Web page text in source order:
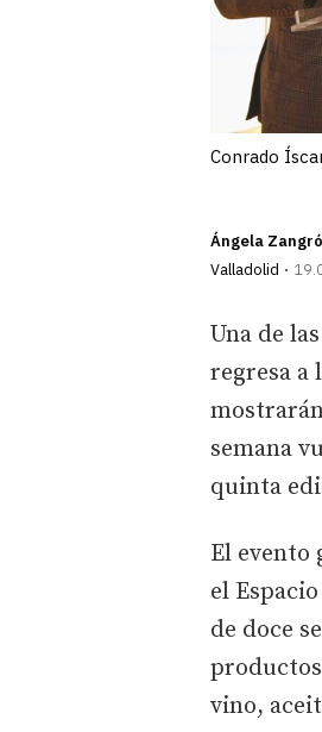
Conrado
Ángela
Valladolid
Una de
regresa a
semana
quinta
El evento
el
de doce
vino,